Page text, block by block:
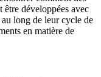
être développées avec
long de leur cycle de
en matière de